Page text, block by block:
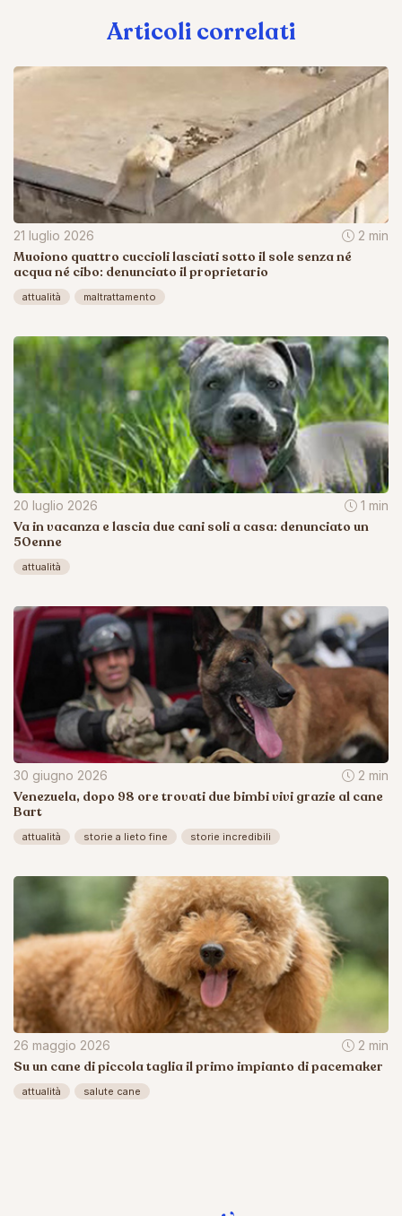
Articoli correlati
21 luglio 2026 2 min
Muoiono quattro cuccioli lasciati sotto il sole senza né
acqua né cibo: denunciato il proprietario
attualità maltrattamento
20 luglio 2026 1 min
Va in vacanza e lascia due cani soli a casa: denunciato un
50enne
attualità
30 giugno 2026 2 min
Venezuela, dopo 98 ore trovati due bimbi vivi grazie al cane
Bart
attualità storie a lieto fine storie incredibili
26 maggio 2026 2 min
Su un cane di piccola taglia il primo impianto di pacemaker
attualità salute cane